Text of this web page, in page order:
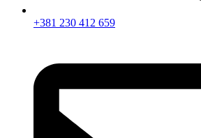
+381 230 412 659